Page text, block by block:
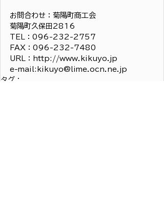
お問合わせ：菊陽町商工会
菊陽町久保田2816
TEL：096-232-2757
FAX：096-232-7480
URL：
http://www.kikuyo.jp
e-mail: kikuyo@lime.ocn.ne.jp
タグ：